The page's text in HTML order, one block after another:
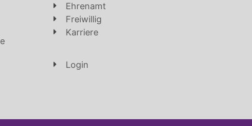
Ehrenamt
Freiwillig
Karriere
Login